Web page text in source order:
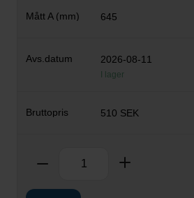
645
2026-08-11
I lager
510 SEK
Ta bort